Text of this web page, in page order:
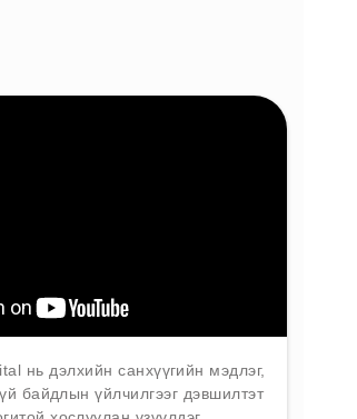
нь дэлхийн санхүүгийн мэдлэг,
байдлын үйлчилгээг дэвшилтэт